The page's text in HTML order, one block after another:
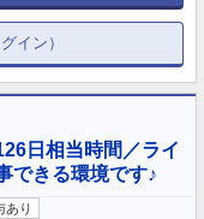
イン）
日相当時間／ライ
できる環境です♪
あり